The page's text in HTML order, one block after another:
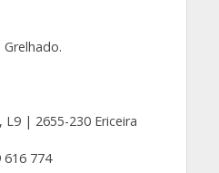
L9 | 2655-230 Ericeira
774